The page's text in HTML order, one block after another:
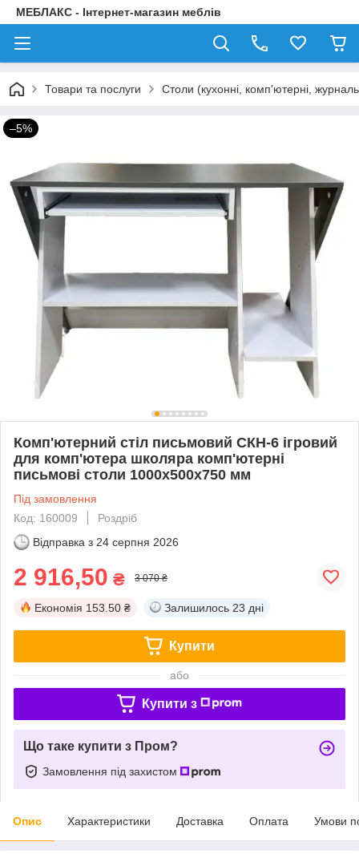
МЕБЛАКС - Інтернет-магазин меблів
Товари та послуги Столи (кухонні, комп'ютерні,
–5%
Комп'ютерний стіл письмовий СКН-6 ігровий
для комп'ютера школяра комп'ютерні
письмові столи 1000х500х750 мм
Під замовлення
Код: 160009
Роздріб
Відправка з 24 серпня 2026
2 916,50 ₴ 3 070 ₴
Економія 153.50 ₴ Залишилось 23 дні
Купити
або
Купити з
Що таке купити з Пром?
Замовлення під захистом
Опис Характеристики Доставка Оплата Умови